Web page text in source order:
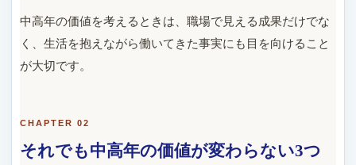
中高年の価値を考えるときは、職場で見える成果だけでな
く、生活を抱えながら働いてきた事実にも目を向けること
が大切です。
CHAPTER 02
それでも中高年の価値が変わらない3つ